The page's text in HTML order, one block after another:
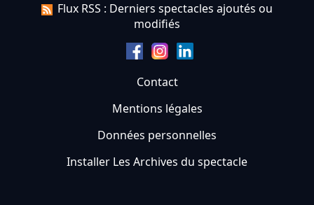
Flux RSS : Derniers spectacles ajoutés ou
modifiés
Contact
Mentions légales
Données personnelles
Installer Les Archives du spectacle